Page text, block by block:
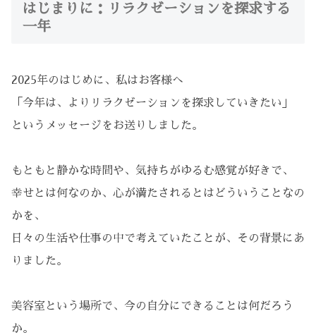
はじまりに：リラクゼーションを探求する
一年
2025年のはじめに、私はお客様へ
「今年は、よりリラクゼーションを探求していきたい」
というメッセージをお送りしました。
もともと静かな時間や、気持ちがゆるむ感覚が好きで、
幸せとは何なのか、心が満たされるとはどういうことなの
かを、
日々の生活や仕事の中で考えていたことが、その背景にあ
りました。
美容室という場所で、今の自分にできることは何だろう
か。